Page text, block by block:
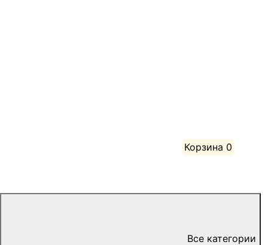
Корзина 0
Все категории